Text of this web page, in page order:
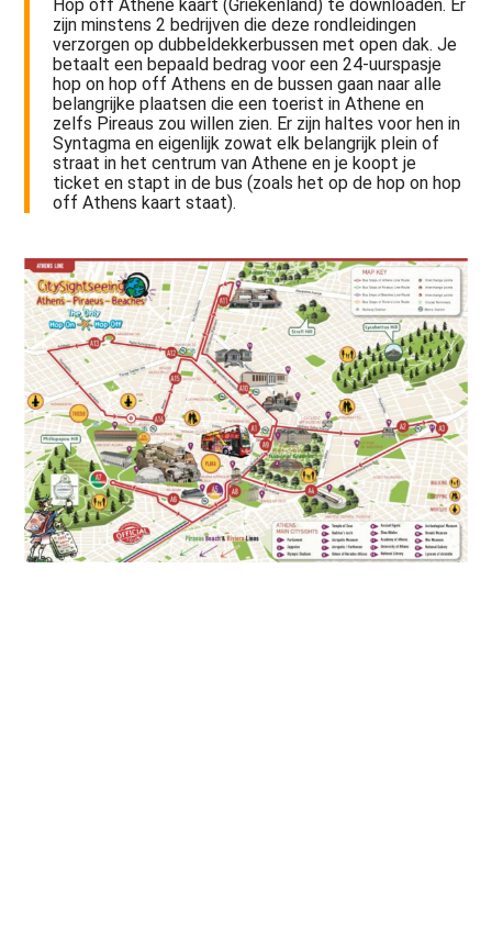
Hop off Athene kaart (Griekenland) te downloaden. Er
zijn minstens 2 bedrijven die deze rondleidingen
verzorgen op dubbeldekkerbussen met open dak. Je
betaalt een bepaald bedrag voor een 24-uurspasje
hop on hop off Athens en de bussen gaan naar alle
belangrijke plaatsen die een toerist in Athene en
zelfs Pireaus zou willen zien. Er zijn haltes voor hen in
Syntagma en eigenlijk zowat elk belangrijk plein of
straat in het centrum van Athene en je koopt je
ticket en stapt in de bus (zoals het op de hop on hop
off Athens kaart staat).